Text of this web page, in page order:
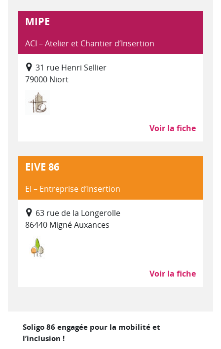
MIPE
ACI – Atelier et Chantier d’Insertion
31 rue Henri Sellier
79000 Niort
Voir la fiche
EIVE 86
EI – Entreprise d’Insertion
63 rue de la Longerolle
86440 Migné Auxances
Voir la fiche
Soligo 86 engagée pour la mobilité et
l’inclusion !